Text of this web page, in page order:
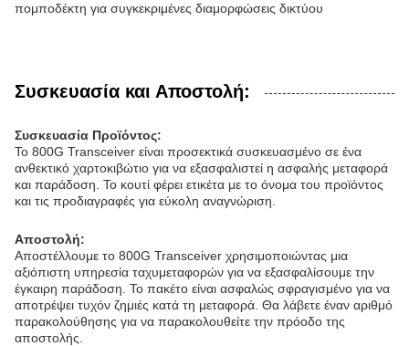
πομποδέκτη για συγκεκριμένες διαμορφώσεις δικτύου
Συσκευασία και Αποστολή:
Συσκευασία Προϊόντος:
Το 800G Transceiver είναι προσεκτικά συσκευασμένο σε ένα
ανθεκτικό χαρτοκιβώτιο για να εξασφαλιστεί η ασφαλής μεταφορά
και παράδοση. Το κουτί φέρει ετικέτα με το όνομα του προϊόντος
και τις προδιαγραφές για εύκολη αναγνώριση.
Αποστολή:
Αποστέλλουμε το 800G Transceiver χρησιμοποιώντας μια
αξιόπιστη υπηρεσία ταχυμεταφορών για να εξασφαλίσουμε την
έγκαιρη παράδοση. Το πακέτο είναι ασφαλώς σφραγισμένο για να
αποτρέψει τυχόν ζημιές κατά τη μεταφορά. Θα λάβετε έναν αριθμό
παρακολούθησης για να παρακολουθείτε την πρόοδο της
αποστολής.